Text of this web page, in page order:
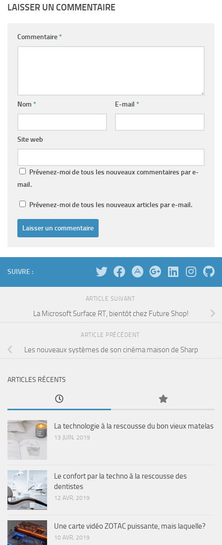
LAISSER UN COMMENTAIRE
Commentaire*
Nom * E-mail *
Site web
Prévenez-moi de tous les nouveaux commentaires par e-
mail.
Prévenez-moi de tous les nouveaux articles par e-mail.
SUIVRE :
ARTICLE SUIVANT
La Microsoft Surface RT, bientôt chez Future Shop!
ARTICLE PRÉCÉDENT
Les nouveaux systèmes de son cinéma maison de Sharp
ARTICLES RÉCENTS
La technologie à la rescousse du bon vieux matelas
13 JUIN, 2019
Le confort par la techno à la rescousse des
dentistes
12 AVR, 2019
Une carte vidéo ZOTAC puissante, mais laquelle?
10 AVR, 2019